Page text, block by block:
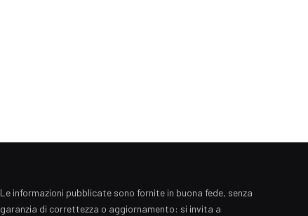
Le informazioni pubblicate sono fornite in buona fede, senza
garanzia di correttezza o aggiornamento: si invita a